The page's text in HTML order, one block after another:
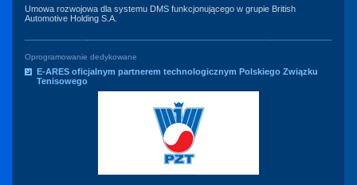
Umowa rozwojowa dla systemu DMS funkcjonującego w grupie British
Automotive Holding S.A.
Oprogramowanie dedykowane
E-ARES oficjalnym partnerem technologicznym Polskiego Związku
Tenisowego